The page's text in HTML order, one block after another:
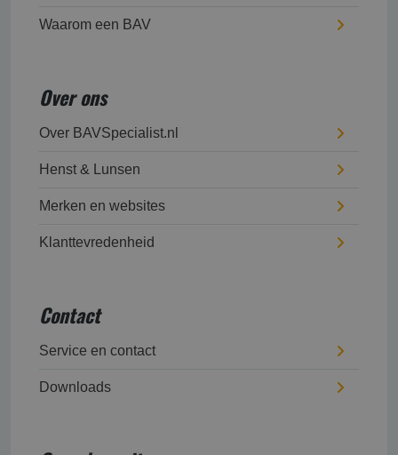
Waarom een BAV
Over ons
Over BAVSpecialist.nl
Henst & Lunsen
Merken en websites
Klanttevredenheid
Contact
Service en contact
Downloads